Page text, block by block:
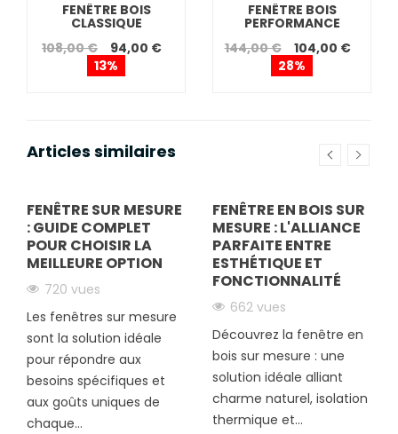
FENÊTRE BOIS
CLASSIQUE
108,00 €
94,00 €
13%
FENÊTRE BOIS
PERFORMANCE
144,00 €
104,00 €
28%
Articles similaires
FENÊTRE SUR MESURE
: GUIDE COMPLET
POUR CHOISIR LA
MEILLEURE OPTION
720 vues
Les fenêtres sur mesure
sont la solution idéale
pour répondre aux
besoins spécifiques et
aux goûts uniques de
chaque...
FENÊTRE EN BOIS SUR
MESURE : L'ALLIANCE
PARFAITE ENTRE
ESTHÉTIQUE ET
FONCTIONNALITÉ
662 vues
Découvrez la fenêtre en
bois sur mesure : une
solution idéale alliant
charme naturel, isolation
thermique et...